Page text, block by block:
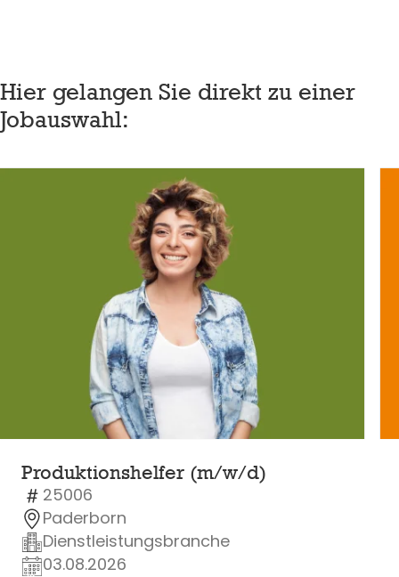
Hier gelangen Sie direkt zu einer
Jobauswahl:
Produktionshelfer (m/w/d)
25006
Paderborn
Dienstleistungsbranche
03.08.2026